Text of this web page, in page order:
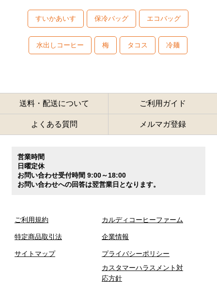
すいかあいす 保冷バッグ エコバッグ
水出しコーヒー 梅 タコス 冷麺
送料・配送について ご利用ガイド
よくある質問 メルマガ登録
営業時間
日曜定休
お問い合わせ受付時間 9:00～18:00
お問い合わせへの回答は翌営業日となります。
ご利用規約
特定商品取引法
サイトマップ
カルディコーヒーファーム
企業情報
プライバシーポリシー
カスタマーハラスメント対
応方針